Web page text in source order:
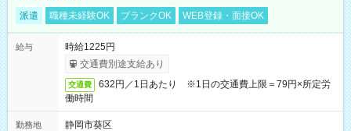
派遣 職種未経験OK ブランクOK WEB登録・面接OK
給与
時給1225円
交通費別途支給あり
交通費
632円／1日あたり ※1日の交通費上限＝79円×所定労
働時間
勤務地
静岡市葵区